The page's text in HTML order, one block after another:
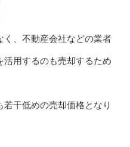
く、不動産会社などの業者
活用するのも売却するため
干低めの売却価格となり